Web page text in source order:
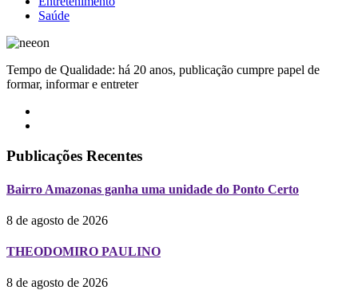
Saúde
Tempo de Qualidade: há 20 anos, publicação cumpre papel de
formar, informar e entreter
Publicações Recentes
Bairro Amazonas ganha uma unidade do Ponto Certo
8 de agosto de 2026
THEODOMIRO PAULINO
8 de agosto de 2026